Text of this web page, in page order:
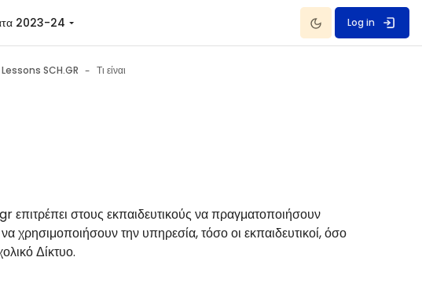
2023-24 Dark Mode
Log in
Lessons SCH.GR Τι είναι
στους εκπαιδευτικούς να πραγματοποιήσουν
να χρησιμοποιήσουν την υπηρεσία, τόσο οι εκπαιδευτικοί, όσο
Δίκτυο.